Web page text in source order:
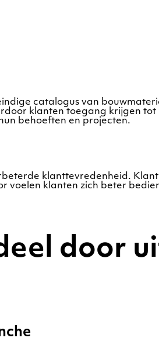
catalogus van
klanten toegang krijgen
behoeften en projecten.
klanttevredenheid.
voelen klanten zich beter
door